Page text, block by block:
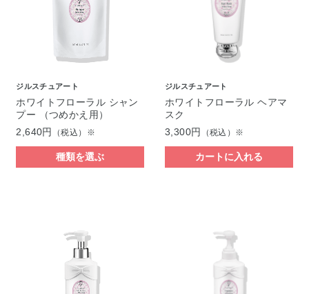
ジルスチュアート
ホワイトフローラル シャン
プー （つめかえ用）
2,640円
（税込）※
種類を選ぶ
ジルスチュアート
ホワイトフローラル ヘアマ
スク
3,300円
（税込）※
カートに入れる